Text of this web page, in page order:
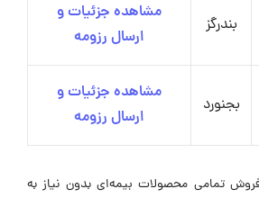
بندرگز
مشاهده جزئیات و
ارسال رزومه
بجنورد
مشاهده جزئیات و
ارسال رزومه
تمامی محصولات بیمه‌ای بدون نیاز به